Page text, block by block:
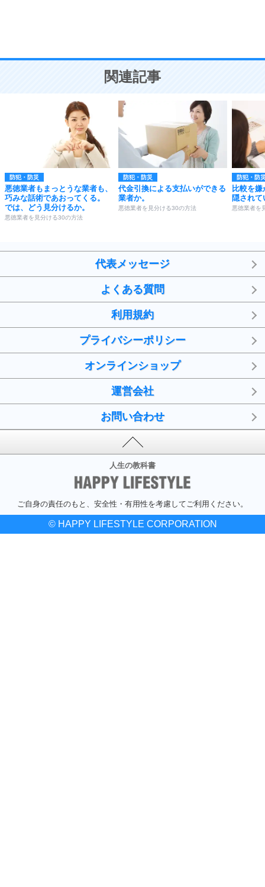
ことが大切。
関連記事
防犯・防災
悪徳業者もまっとうな業者も、
巧みな話術であおってくる。
では、どう見分けるか。
悪徳業者を見分ける30の方法
防犯・防災
代金引換による支払いができる
業者か。
悪徳業者を見分ける30の方法
防犯・防
比較を
隠され
悪徳業者を
代表メッセージ
よくある質問
利用規約
プライバシーポリシー
オンラインショップ
運営会社
お問い合わせ
人生の教科書
ご自身の責任のもと、安全性・有用性を考慮してご利用ください。
© HAPPY LIFESTYLE CORPORATION